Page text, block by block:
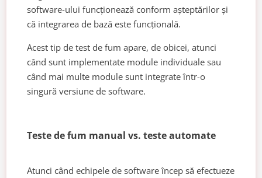
software-ului funcționează conform așteptărilor și
că integrarea de bază este funcțională.
Acest tip de test de fum apare, de obicei, atunci
când sunt implementate module individuale sau
când mai multe module sunt integrate într-o
singură versiune de software.
Teste de fum manual vs. teste automate
Atunci când echipele de software încep să efectueze